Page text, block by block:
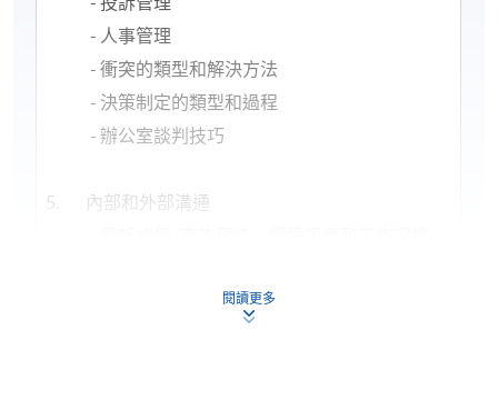
- 人事管理
- 衝突的類型和解決方法
- 決策制定的類型和過程
- 辦公室談判技巧
5. 內部和外部溝通
- 招待客人 (態度及跟進)
閱讀更多